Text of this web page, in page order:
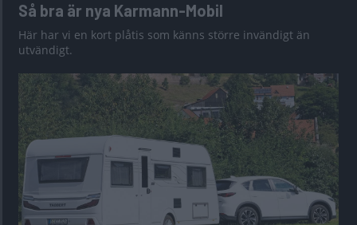
Så bra är nya Karmann-Mobil
Här har vi en kort plåtis som känns större invändigt än
utvändigt.